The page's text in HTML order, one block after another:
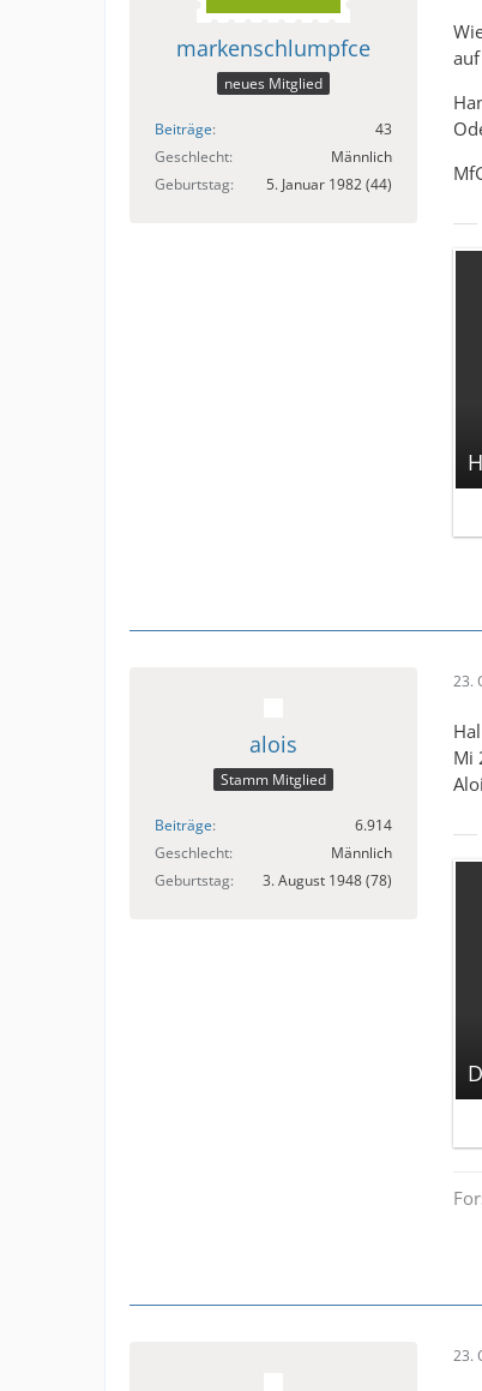
markenschlumpfce
neues Mitglied
Beiträge
43
Geschlecht
Männlich
Geburtstag
5. Januar 1982 (44)
alois
Stamm Mitglied
Beiträge
6.914
Geschlecht
Männlich
Geburtstag
3. August 1948 (78)
23.
Mi
23.